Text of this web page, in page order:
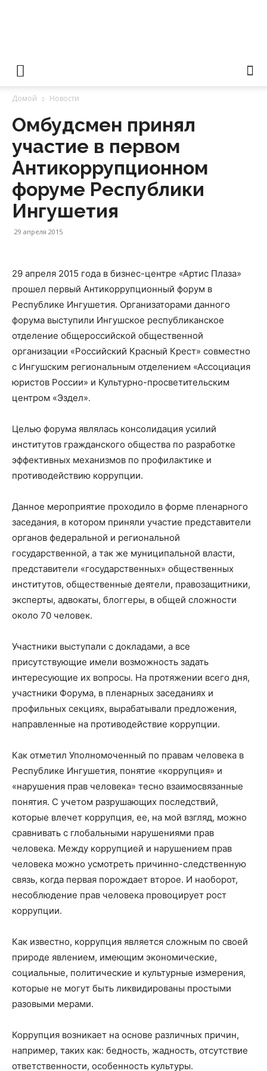
Республике
Домой Новости
Омбудсмен принял
участие в первом
Антикоррупционном
форуме Республики
Ингушетия
29 апреля 2015
29 апреля 2015 года в бизнес-центре «Артис Плаза»
прошел первый Антикоррупционный форум в
Республике Ингушетия. Организаторами данного
форума выступили Ингушское республиканское
отделение общероссийской общественной
организации «Российский Красный Крест» совместно
с Ингушским региональным отделением «Ассоциация
юристов России» и Культурно-просветительским
центром «Эздел».
Целью форума являлась консолидация усилий
институтов гражданского общества по разработке
эффективных механизмов по профилактике и
противодействию коррупции.
Данное мероприятие проходило в форме пленарного
заседания, в котором приняли участие представители
органов федеральной и региональной
государственной, а так же муниципальной власти,
представители «государственных» общественных
институтов, общественные деятели, правозащитники,
эксперты, адвокаты, блоггеры, в общей сложности
около 70 человек.
Участники выступали с докладами, а все
присутствующие имели возможность задать
интересующие их вопросы. На протяжении всего дня,
участники Форума, в пленарных заседаниях и
профильных секциях, вырабатывали предложения,
направленные на противодействие коррупции.
Как отметил Уполномоченный по правам человека в
Республике Ингушетия, понятие «коррупция» и
«нарушения прав человека» тесно взаимосвязанные
понятия. С учетом разрушающих последствий,
которые влечет коррупция, ее, на мой взгляд, можно
сравнивать с глобальными нарушениями прав
человека. Между коррупцией и нарушением прав
человека можно усмотреть причинно-следственную
связь, когда первая порождает второе. И наоборот,
несоблюдение прав человека провоцирует рост
коррупции.
Как известно, коррупция является сложным по своей
природе явлением, имеющим экономические,
социальные, политические и культурные измерения,
которые не могут быть ликвидированы простыми
разовыми мерами.
Коррупция возникает на основе различных причин,
например, таких как: бедность, жадность, отсутствие
ответственности, особенность культуры.